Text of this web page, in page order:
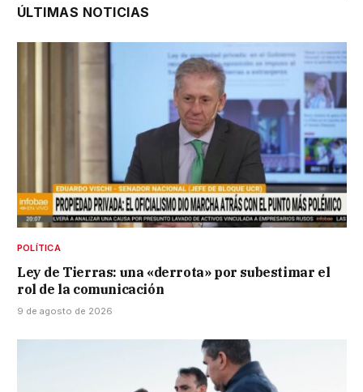
ÚLTIMAS NOTICIAS
POLÍTICA
Ley de Tierras: una «derrota» por subestimar el
rol de la comunicación
9 de agosto de 2026